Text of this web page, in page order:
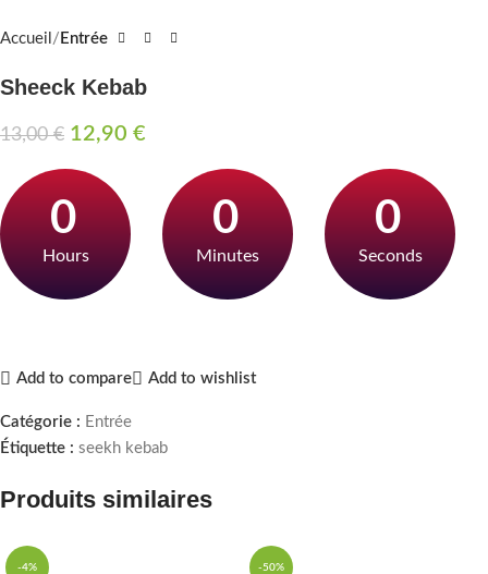
Accueil Entrée
Sheeck Kebab
13,00€ 12,90 €
0
Hours
0
Minutes
0
Seconds
Add to compare Add to wishlist
Catégorie : Entrée
Étiquette : seekh kebab
Produits similaires
-4% -50%